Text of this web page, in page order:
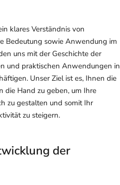
klares Verständnis von
Bedeutung sowie Anwendung im
uns mit der Geschichte der
und praktischen Anwendungen in
Unser Ziel ist es, Ihnen die
die Hand zu geben, um Ihre
zu gestalten und somit Ihr
zu steigern.
der